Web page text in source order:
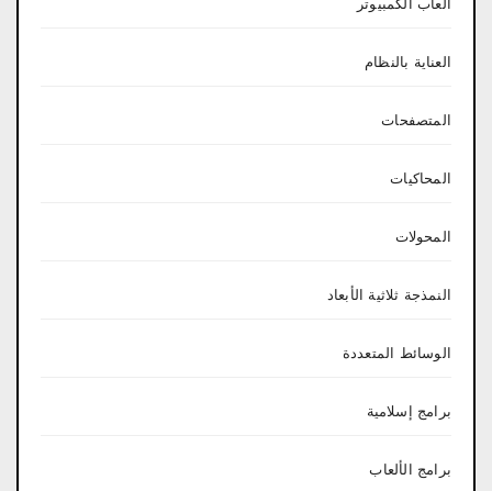
العاب الكمبيوتر
العناية بالنظام
المتصفحات
المحاكيات
المحولات
النمذجة ثلاثية الأبعاد
الوسائط المتعددة
برامج إسلامية
برامج الألعاب